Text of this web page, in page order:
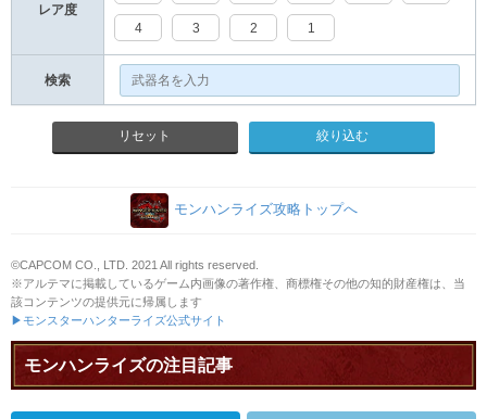
レア度
4 3 2 1
検索
リセット
モンハンライズ攻略トップへ
©CAPCOM CO., LTD. 2021 All rights reserved.
※アルテマに掲載しているゲーム内画像の著作権、商標権その他の知的財産権は、当
該コンテンツの提供元に帰属します
▶モンスターハンターライズ公式サイト
モンハンライズの注目記事